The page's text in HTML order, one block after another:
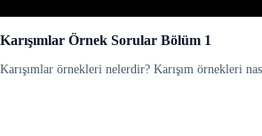
Karışımlar Örnek Sorular Bölüm 1
Karışımlar örnekleri nelerdir? Karışım örnekleri